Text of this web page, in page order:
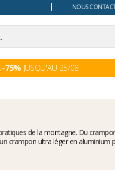
NOUS
-75%JUSQU'AU 25/08
de la montagne. Du
ultra léger en